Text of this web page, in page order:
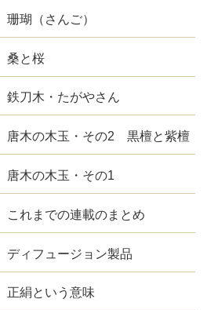
瑚（さんご）
桑と桜
鉄刀木・たがやさん
唐木の木玉・その2 黒檀と紫檀
唐木の木玉・その1
これまでの連載のまとめ
ディフュージョン製品
正絹という意味